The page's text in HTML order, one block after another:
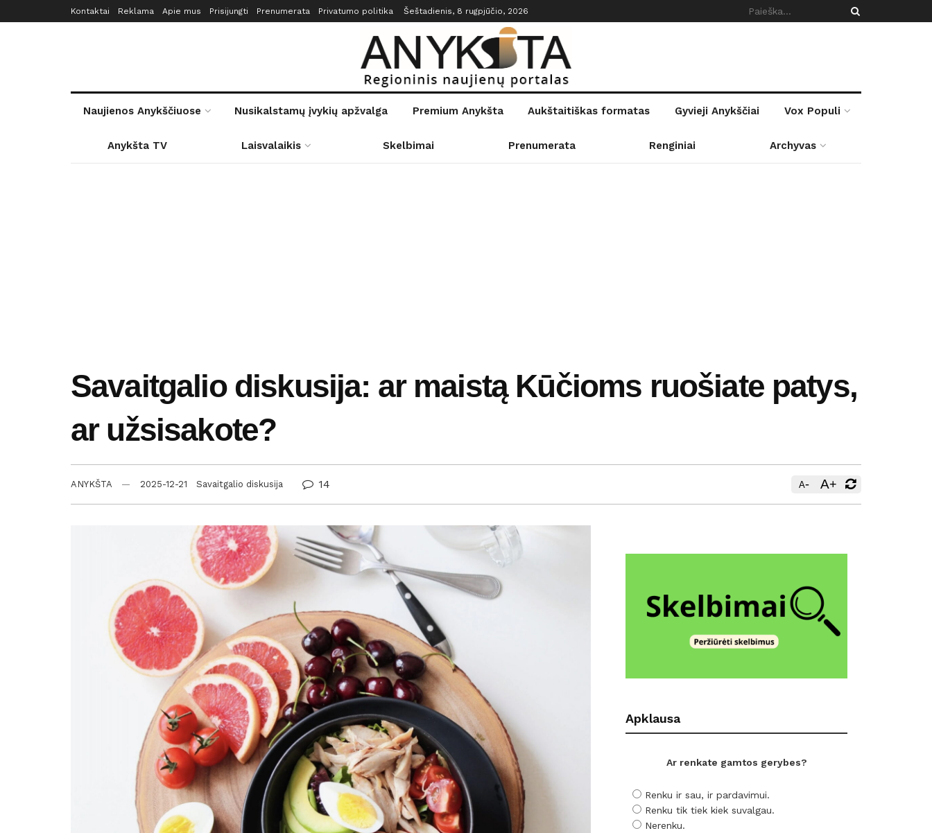
Kontaktai Reklama Apie mus Prisijungti Prenumerata Privatumo politika Šeštadienis, 8 rugpjūčio, 2026
Naujienos Anykščiuose Nusikalstamų įvykių apžvalga Premium Anykšta Aukštaitiškas formatas Gyvieji Anykščiai Vox Populi
Anykšta TV Laisvalaikis Skelbimai Prenumerata Renginiai Archyvas
Savaitgalio diskusija: ar maistą Kūčioms ruošiate patys,
ar užsisakote?
ANYKŠTA 2025-12-21 Savaitgalio diskusija 14 A- A+
Apklausa
Ar renkate gamtos gerybes?
Renku ir sau, ir pardavimui.
Renku tik tiek kiek suvalgau.
Nerenku.